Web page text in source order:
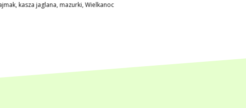
,kasza jaglana,mazurki,Wielkanoc